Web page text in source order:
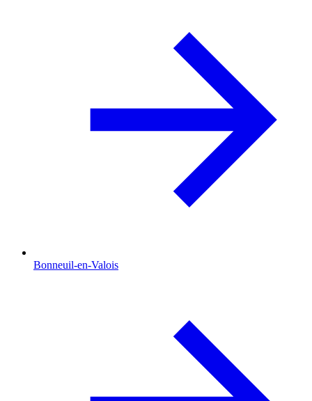
Bonneuil-en-Valois